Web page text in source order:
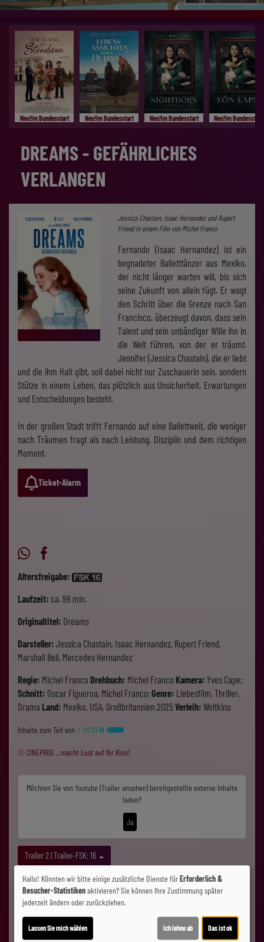
Neu!Im Bundesstart Neu!Im Bundesstart Neu!Im Bundesstart Neu!Im Bundesstart
DREAMS - GEFÄHRLICHES
VERLANGEN
Jessica Chastain, Isaac Hernandez und Rupert
Friend in einem Film von Michel Franco
Fernando (Isaac Hernandez) ist ein
begnadeter Balletttänzer aus Mexiko,
der nicht länger warten will, bis sich
seine Zukunft von allein fügt. Er wagt
den Schritt über die Grenze nach San
Francisco, überzeugt davon, dass sein
Talent und sein unbändiger Wille ihn in
die Welt führen, von der er träumt.
Jennifer (Jessica Chastain), die er liebt
und die ihm Halt gibt, soll dabei nicht nur Zuschauerin sein, sondern
Stütze in einem Leben, das plötzlich aus Unsicherheit, Erwartungen
und Entscheidungen besteht.
In der großen Stadt trifft Fernando auf eine Ballettwelt, die weniger
nach Träumen fragt als nach Leistung, Disziplin und dem richtigen
Moment.
Ticket-Alarm
Altersfreigabe:
Laufzeit: ca. 99 min.
Originaltitel: Dreams
Darsteller: Jessica Chastain, Isaac Hernandez, Rupert Friend,
Marshall Bell, Mercedes Hernandez
Regie: Michel Franco Drehbuch: Michel Franco Kamera: Yves Cape;
Schnitt: Oscar Figueroa, Michel Franco;Genre: Liebesfilm, Thriller,
Drama Land: Mexiko, USA, Großbritannien 2025 Verleih: Weltkino
Inhalte zum Teil von
© CINEPROG ...macht Lust auf Ihr Kino!
Möchten Sie von Youtube (Trailer ansehen) bereitgestellte externe Inhalte
laden?
Ja
Trailer 2 | Trailer-FSK: 16
Hallo! Könnten wir bitte einige zusätzliche Dienste fürErforderlich &
Besucher-Statistikenaktivieren? Sie können Ihre Zustimmung später
jederzeit ändern oder zurückziehen.
Lassen Sie mich wählen Ich lehne ab Das ist ok